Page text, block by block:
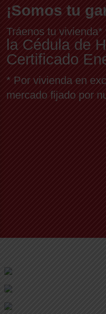
¡Somos tu
Tráenos tu
la Cédula de
Certificado
* Por vivienda en
mercado fijado por